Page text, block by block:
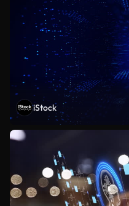
iStock